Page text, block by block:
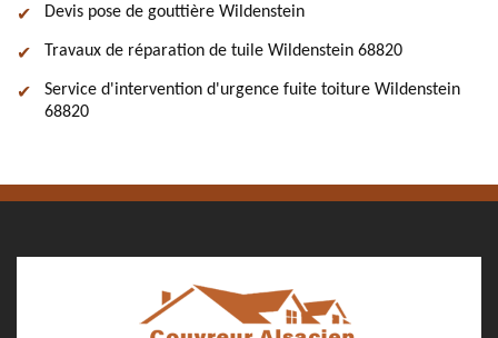
Devis pose de gouttière Wildenstein
Travaux de réparation de tuile Wildenstein 68820
Service d'intervention d'urgence fuite toiture Wildenstein
68820